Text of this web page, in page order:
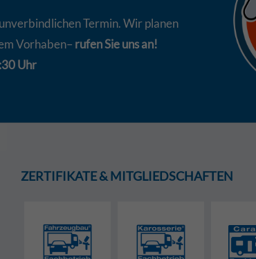
Termin. Wir planen
Vorhaben– rufen Sie uns an!
Uhr
ZERTIFIKATE & MITGLIEDSCHAFTEN